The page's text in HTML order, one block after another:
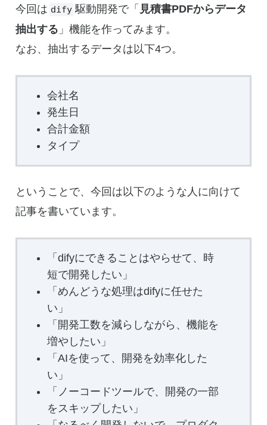
今回は dify 駆動開発で「 見積書PDFからデータ
抽出する 」機能を作ってみます。
なお、抽出するデータは以下4つ。
会社名
発生日
合計金額
タイプ
ということで、今回は以下のような人に向けて
記事を書いています。
「difyにできることはやらせて、時
短で開発したい」
「めんどうな処理はdifyに任せた
い」
「開発工数を減らしながら、機能を
増やしたい」
「AIを使って、開発を効率化した
い」
「ノーコードツールで、開発の一部
をスキップしたい」